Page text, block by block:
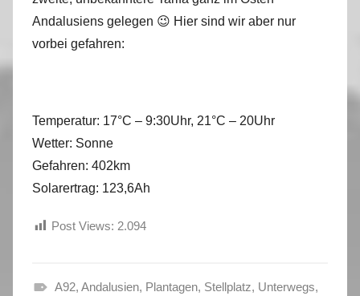
Andalusiens gelegen 😉 Hier sind wir aber nur
vorbei gefahren:
Temperatur: 17°C – 9:30Uhr, 21°C – 20Uhr
Wetter: Sonne
Gefahren: 402km
Solarertrag: 123,6Ah
Post Views: 2.094
A92, Andalusien, Plantagen, Stellplatz, Unterwegs,